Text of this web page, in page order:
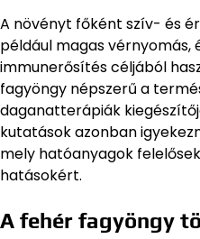
A növényt főként szív- és
például magas vérnyomás,
immunerősítés céljából
fagyöngy népszerű a
daganatterápiák
kutatások azonban
mely hatóanyagok
hatásokért.
A fehér fagyöngy